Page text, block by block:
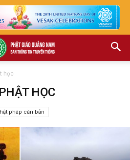
học
HỌC
pháp căn bản